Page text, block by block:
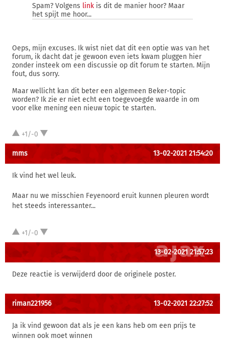
Spam? Volgens link is dit de manier hoor? Maar
het spijt me hoor...
Oeps, mijn excuses. Ik wist niet dat dit een optie was van het
forum, ik dacht dat je gewoon even iets kwam pluggen hier
zonder insteek om een discussie op dit forum te starten. Mijn
fout, dus sorry.
Maar wellicht kan dit beter een algemeen Beker-topic
worden? Ik zie er niet echt een toegevoegde waarde in om
voor elke mening een nieuw topic te starten.
+1/-0
mms 13-02-2021 21:54:20
Ik vind het wel leuk.
Maar nu we misschien Feyenoord eruit kunnen pleuren wordt
het steeds interessanter...
+1/-0
13-02-2021 21:57:23
Deze reactie is verwijderd door de originele poster.
riman221956 13-02-2021 22:27:52
Ja ik vind gewoon dat als je een kans heb om een prijs te
winnen ook moet winnen